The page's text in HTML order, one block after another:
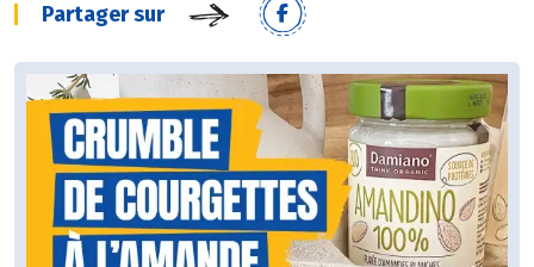
Partager sur